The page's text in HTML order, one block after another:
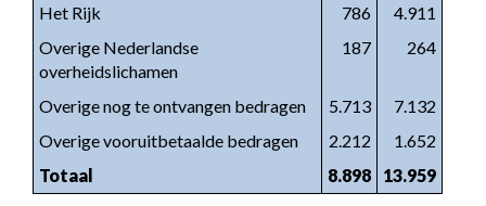
Het Rijk
786
4.911
Overige Nederlandse
overheidslichamen
187 264
Overige nog te ontvangen bedragen 5.713
7.132
Overige vooruitbetaalde bedragen
2.212
1.652
Totaal
8.898 13.959